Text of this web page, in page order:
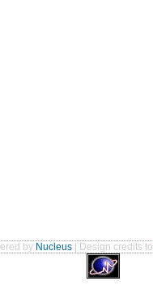
by Nucleus | Design credits to